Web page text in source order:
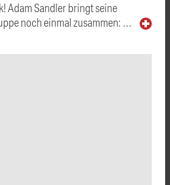
Adam Sandler bringt seine
noch einmal zusammen: …